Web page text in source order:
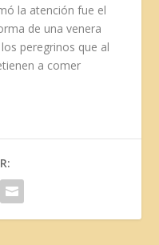
la atención fue el
de una venera
peregrinos que al
a comer